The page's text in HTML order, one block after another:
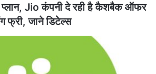
प्लान, Jio कंपनी दे रही है कैशबैक ऑफर
फ्री, जाने डिटेल्स